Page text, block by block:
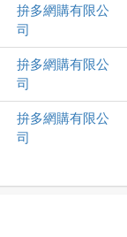
拚多網購有限公
司
拚多網購有限公
司
拚多網購有限公
司